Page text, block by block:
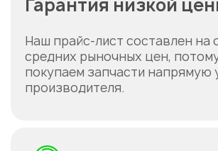
Гарантия низкой
Наш прайс-лист составлен на
средних рыночных цен,
покупаем запчасти напрямую
производителя.